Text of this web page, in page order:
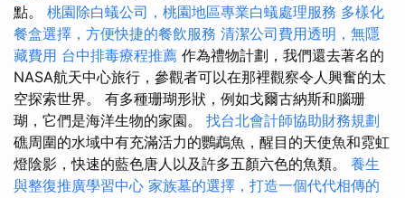
點。 桃園除白蟻公司，桃園地區專業白蟻處理服務 多樣化
餐盒選擇，方便快捷的餐飲服務 清潔公司費用透明，無隱
藏費用 台中排毒療程推薦 作為禮物計劃，我們還去著名的
NASA航天中心旅行，參觀者可以在那裡觀察令人興奮的太
空探索世界。 有多種珊瑚形狀，例如戈爾古納斯和腦珊
瑚，它們是海洋生物的家園。 找台北會計師協助財務規劃
礁周圍的水域中有充滿活力的鸚鵡魚，醒目的天使魚和霓虹
燈陰影，快速的藍色唐人以及許多五顏六色的魚類。 養生
與整復推廣學習中心 家族墓的選擇，打造一個代代相傳的